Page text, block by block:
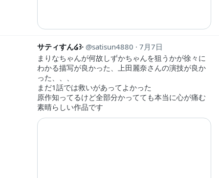
サティすん໒꒱· satisun4880
7月7日
まりなちゃんが何故しずかちゃんを狙うかが徐々に
わかる描写が良かった、上田麗奈さんの演技が良か
った、、、
まだ1話では救いがあってよかった
原作知ってるけど全部分かってても本当に心が痛む
素晴らしい作品です